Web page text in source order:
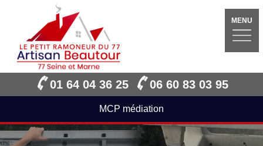
MENU
01 64 04 36 25 06 60 83 03 95
MCP médiation